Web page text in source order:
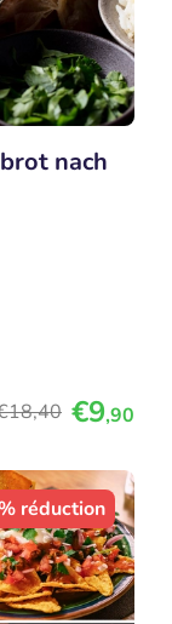
nach
,40 €9,90
réduction